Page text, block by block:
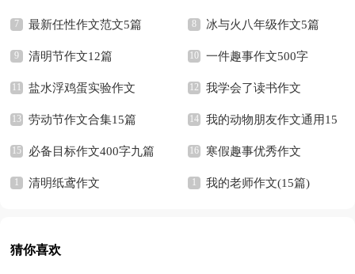
篇
最新任性作文范文5篇 冰与火八年级作文5篇
清明节作文12篇 一件趣事作文500字
盐水浮鸡蛋实验作文 我学会了读书作文
劳动节作文合集15篇 我的动物朋友作文通用15
篇
必备目标作文400字九篇 寒假趣事优秀作文
清明纸鸢作文 我的老师作文(15篇)
猜你喜欢